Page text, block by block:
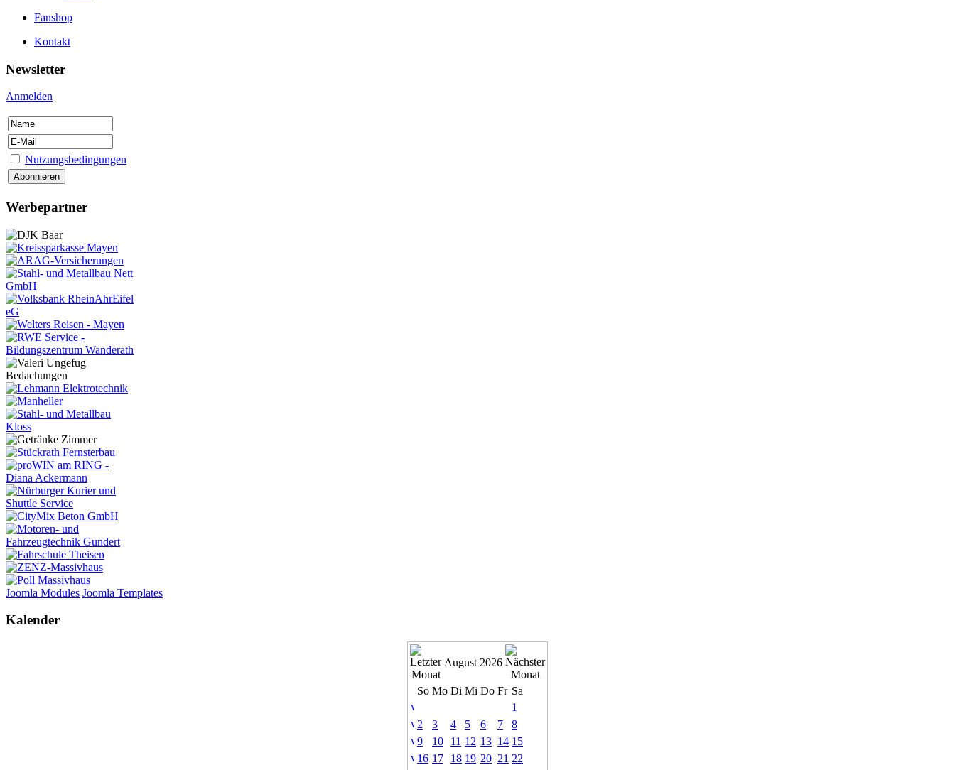
Fanshop
Kontakt
Newsletter
Anmelden
Nutzungsbedingungen
Werbepartner
Joomla Modules Joomla Templates
Kalender
August 2026
So Mo Di Mi Do Fr Sa
1
2
3 4 5 6 7
8
9
10 11 12 13 14 15
16 17 18 19 20 21 22